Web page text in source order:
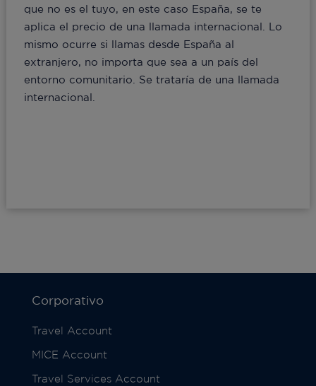
que no es el tuyo, en este caso España, se te
aplica el precio de una llamada internacional. Lo
mismo ocurre si llamas desde España al
extranjero, no importa que sea a un país del
entorno comunitario. Se trataría de una llamada
internacional.
Corporativo
Travel Account
MICE Account
Travel Services Account